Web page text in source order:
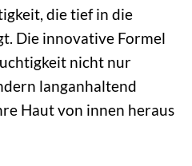
die tief in die
Die innovative Formel
nicht nur
langanhaltend
Haut von innen heraus